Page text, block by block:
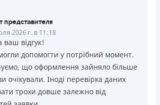
представителя
2026 г. в 11:18
ваш відгук!
допомогти у потрібний момент.
що оформлення зайняло більше
очікували. Іноді перевірка даних
трохи довше залежно від